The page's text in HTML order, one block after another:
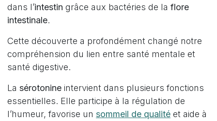
dans l’intestin grâce aux bactéries de la flore
intestinale.
Cette découverte a profondément changé notre
compréhension du lien entre santé mentale et
santé digestive.
La sérotonine intervient dans plusieurs fonctions
essentielles. Elle participe à la régulation de
l’humeur, favorise un sommeil de qualité et aide à